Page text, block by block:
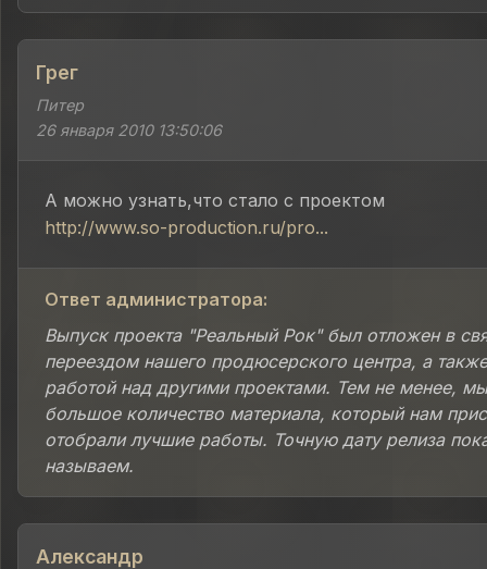
Грег
Питер
26 января 2010 13:50:06
А можно узнать,что стало с проектом
http://www.so-production.ru/pro...
Ответ администратора:
Выпуск проекта "Реальный Рок" был отложен в
переездом нашего продюсерского центра, а
работой над другими проектами. Тем не менее,
большое количество материала, который нам
отобрали лучшие работы. Точную дату релиза
называем.
Александр